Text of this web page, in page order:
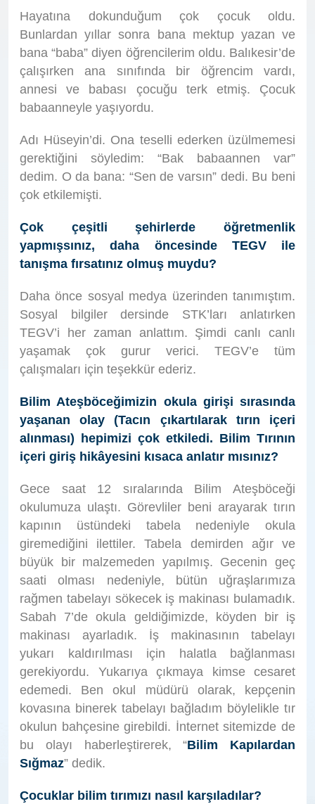
Hayatına dokunduğum çok çocuk oldu.
Bunlardan yıllar sonra bana mektup yazan ve
bana “baba” diyen öğrencilerim oldu. Balıkesir’de
çalışırken ana sınıfında bir öğrencim vardı,
annesi ve babası çocuğu terk etmiş. Çocuk
babaanneyle yaşıyordu.
Adı Hüseyin’di. Ona teselli ederken üzülmemesi
gerektiğini söyledim: “Bak babaannen var”
dedim. O da bana: “Sen de varsın” dedi. Bu beni
çok etkilemişti.
Çok çeşitli şehirlerde öğretmenlik
yapmışsınız, daha öncesinde TEGV ile
tanışma fırsatınız olmuş muydu?
Daha önce sosyal medya üzerinden tanımıştım.
Sosyal bilgiler dersinde STK’ları anlatırken
TEGV’i her zaman anlattım. Şimdi canlı canlı
yaşamak çok gurur verici. TEGV’e tüm
çalışmaları için teşekkür ederiz.
Bilim Ateşböceğimizin okula girişi sırasında
yaşanan olay (Tacın çıkartılarak tırın içeri
alınması) hepimizi çok etkiledi. Bilim Tırının
içeri giriş hikâyesini kısaca anlatır mısınız?
Gece saat 12 sıralarında Bilim Ateşböceği
okulumuza ulaştı. Görevliler beni arayarak tırın
kapının üstündeki tabela nedeniyle okula
giremediğini ilettiler. Tabela demirden ağır ve
büyük bir malzemeden yapılmış. Gecenin geç
saati olması nedeniyle, bütün uğraşlarımıza
rağmen tabelayı sökecek iş makinası bulamadık.
Sabah 7’de okula geldiğimizde, köyden bir iş
makinası ayarladık. İş makinasının tabelayı
yukarı kaldırılması için halatla bağlanması
gerekiyordu. Yukarıya çıkmaya kimse cesaret
edemedi. Ben okul müdürü olarak, kepçenin
kovasına binerek tabelayı bağladım böylelikle tır
okulun bahçesine girebildi. İnternet sitemizde de
bu olayı haberleştirerek, “Bilim Kapılardan
Sığmaz” dedik.
Çocuklar bilim tırımızı nasıl karşıladılar?